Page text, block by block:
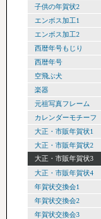
子供の年賀状2
エンボス加工1
エンボス加工2
西暦年号もじり
西暦年号
空飛ぶ犬
楽器
元祖写真フレーム
カレンダーモチーフ
大正・市販年賀状1
大正・市販年賀状2
大正・市販年賀状3
大正・市販年賀状4
年賀状交換会1
年賀状交換会2
年賀状交換会3